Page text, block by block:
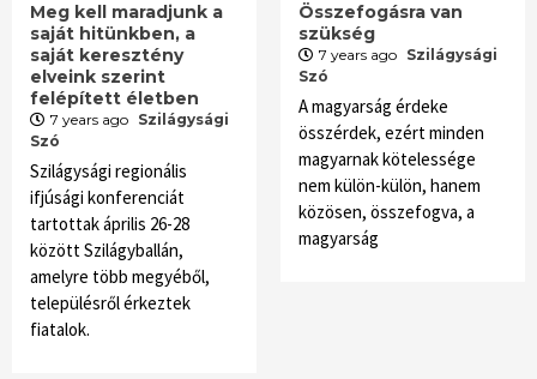
Meg kell maradjunk a
saját hitünkben, a
saját keresztény
elveink szerint
felépített életben
7 years ago Szilágysági
Szó
Szilágysági regionális
ifjúsági konferenciát
tartottak április 26-28
között Szilágyballán,
amelyre több megyéből,
településről érkeztek
fiatalok.
Összefogásra van
szükség
7 years ago Szilágysági
Szó
A magyarság érdeke
összérdek, ezért minden
magyarnak kötelessége
nem külön-külön, hanem
közösen, összefogva, a
magyarság